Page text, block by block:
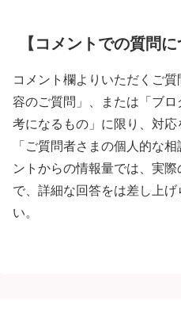
【コメントでの質問に
コメント欄よりいただくご
容のご質問」、または「ブ
考になるもの」に限り、対応
「ご質問者さまの個人的な
ントからの情報量では、実
で、詳細な回答をは差し上
い。